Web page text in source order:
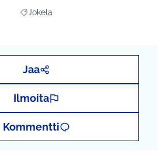
Rajaa tulokset aihepiirin mukaan:
Jokela
Jaa
Ilmoita
Kommentti